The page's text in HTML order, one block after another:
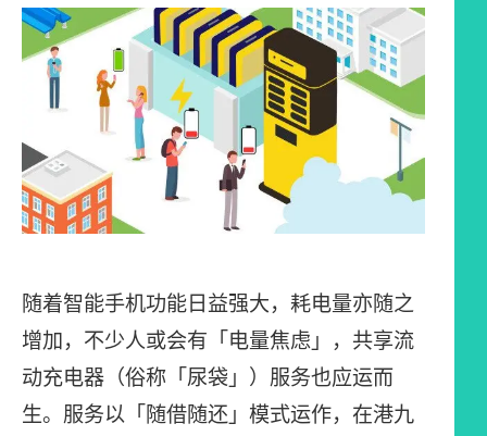
随着智能手机功能日益强大，耗电量亦随之
增加，不少人或会有「电量焦虑」，共享流
动充电器（俗称「尿袋」）服务也应运而
生。服务以「随借随还」模式运作，在港九